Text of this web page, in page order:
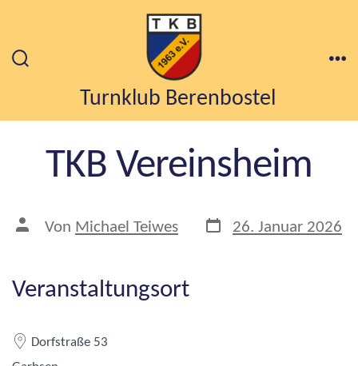
springen
ein-/ausblendenTurnklub Berenbostel
TKB Vereinsheim
Beitragsautor
Von Michael Teiwes 26. Januar 2026
Veranstaltungsort
Dorfstraße 53